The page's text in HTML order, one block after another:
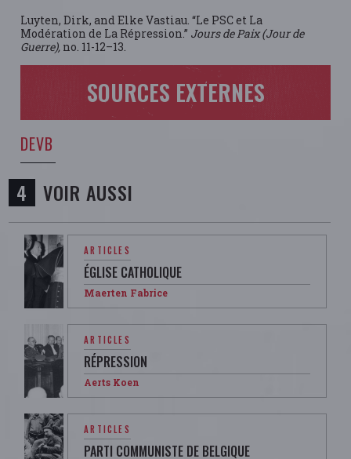
Luyten, Dirk, and Elke Vastiau. “Le PSC et La
Modération de La Répression.” Jours de Paix (Jour de
Guerre), no. 11-12–13.
SOURCES EXTERNES
DEVB
VOIR AUSSI
ARTICLES
ÉGLISE CATHOLIQUE
Maerten Fabrice
ARTICLES
RÉPRESSION
Aerts Koen
ARTICLES
PARTI COMMUNISTE DE BELGIQUE